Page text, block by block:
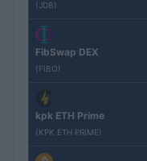
(JDB)
FibSwap DEX
(FIBO)
kpk ETH Prime
(KPK ETH PRIME)